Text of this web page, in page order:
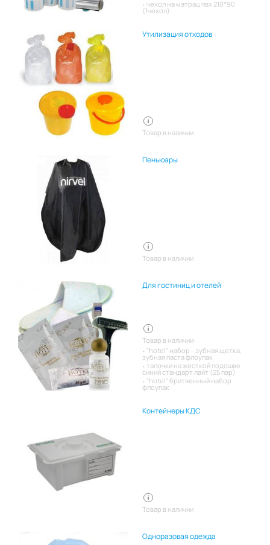
чехол на матрац пвх 210*90
(1чехол)
Утилизация отходов
Товар в наличии
Пеньюары
Товар в наличии
Для гостиниц и отелей
Товар в наличии:
"hotel" набор - зубная щетка,
зубная паста флоупак
тапочки на жесткой подошве
синий стандарт лайт (25 пар)
"hotel" бритвенный набор
флоупак
Контейнеры КДС
Товар в наличии
Одноразовая одежда